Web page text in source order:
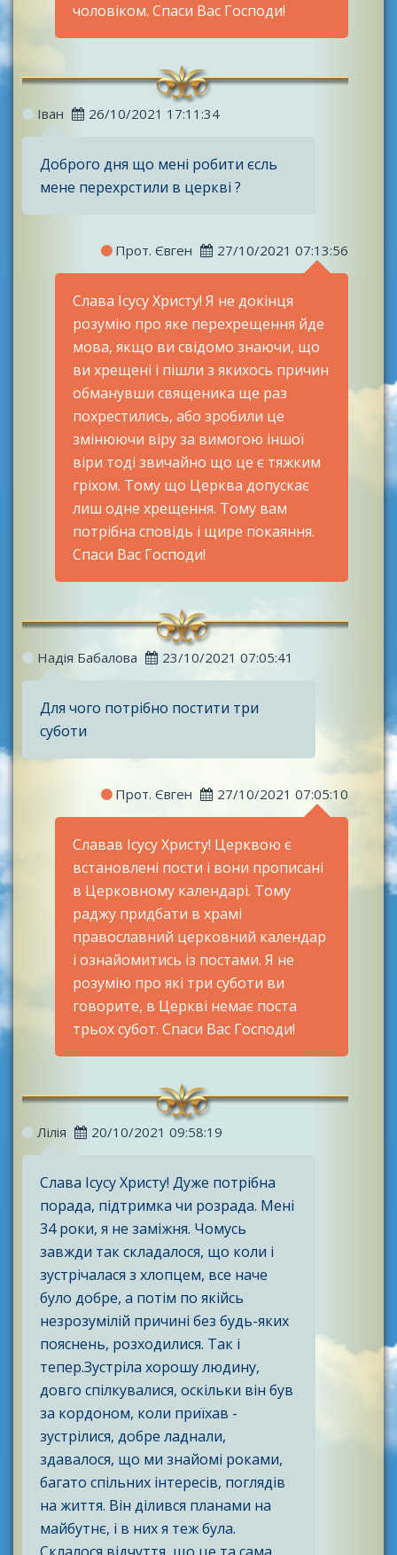
чоловіком. Спаси Вас Господи!
Іван 26/10/2021 17:11:34
Доброго дня що мені робити єсль
мене перехрстили в церкві ?
Прот. Євген 27/10/2021 07:13:56
Слава Ісусу Христу! Я не докінця
розумію про яке перехрещення йде
мова, якщо ви свідомо знаючи, що
ви хрещені і пішли з якихось причин
обманувши священика ще раз
похрестились, або зробили це
змінюючи віру за вимогою іншої
віри тоді звичайно що це є тяжким
гріхом. Тому що Церква допускає
лиш одне хрещення. Тому вам
потрібна сповідь і щире покаяння.
Спаси Вас Господи!
Надія Бабалова 23/10/2021 07:05:41
Для чого потрібно постити три
суботи
Прот. Євген 27/10/2021 07:05:10
Славав Ісусу Христу! Церквою є
встановлені пости і вони прописані
в Церковному календарі. Тому
раджу придбати в храмі
православний церковний календар
і ознайомитись із постами. Я не
розумію про які три суботи ви
говорите, в Церкві немає поста
трьох субот. Спаси Вас Господи!
Лілія 20/10/2021 09:58:19
Слава Ісусу Христу! Дуже потрібна
порада, підтримка чи розрада. Мені
34 роки, я не заміжня. Чомусь
завжди так складалося, що коли і
зустрічалася з хлопцем, все наче
було добре, а потім по якійсь
незрозумілій причині без будь-яких
пояснень, розходилися. Так і
тепер.Зустріла хорошу людину,
довго спілкувалися, оскільки він був
за кордоном, коли приїхав -
зустрілися, добре ладнали,
здавалося, що ми знайомі роками,
багато спільних інтересів, поглядів
на життя. Він ділився планами на
майбутнє, і в них я теж була.